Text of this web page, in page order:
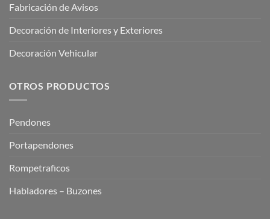
Fabricación de Avisos
Decoración de Interiores y Exteriores
Decoración Vehicular
OTROS PRODUCTOS
Pendones
Portapendones
Rompetraficos
Habladores – Buzones